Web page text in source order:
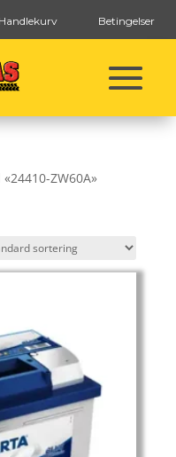
Handlekurv Betingelser
ZW60A»